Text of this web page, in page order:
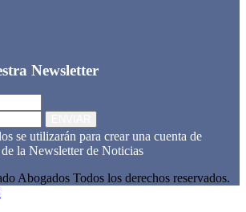
Newsletter
se utilizarán para crear una cuenta de
la Newsletter de Noticias
Abogados Todos los derechos reservados.